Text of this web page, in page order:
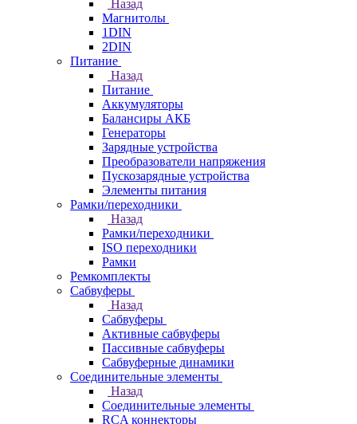
Назад
Магнитолы
1DIN
2DIN
Питание
Назад
Питание
Аккумуляторы
Балансиры АКБ
Генераторы
Зарядные устройства
Преобразователи напряжения
Пускозарядные устройства
Элементы питания
Рамки/переходники
Назад
Рамки/переходники
ISO переходники
Рамки
Ремкомплекты
Сабвуферы
Назад
Сабвуферы
Активные сабвуферы
Пассивные сабвуферы
Сабвуферные динамики
Соединительные элементы
Назад
Соединительные элементы
RCA коннекторы